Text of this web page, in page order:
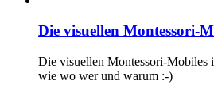
Die visuellen Montessori-
Die visuellen Montessori-Mobiles
wie wo wer und warum :-)